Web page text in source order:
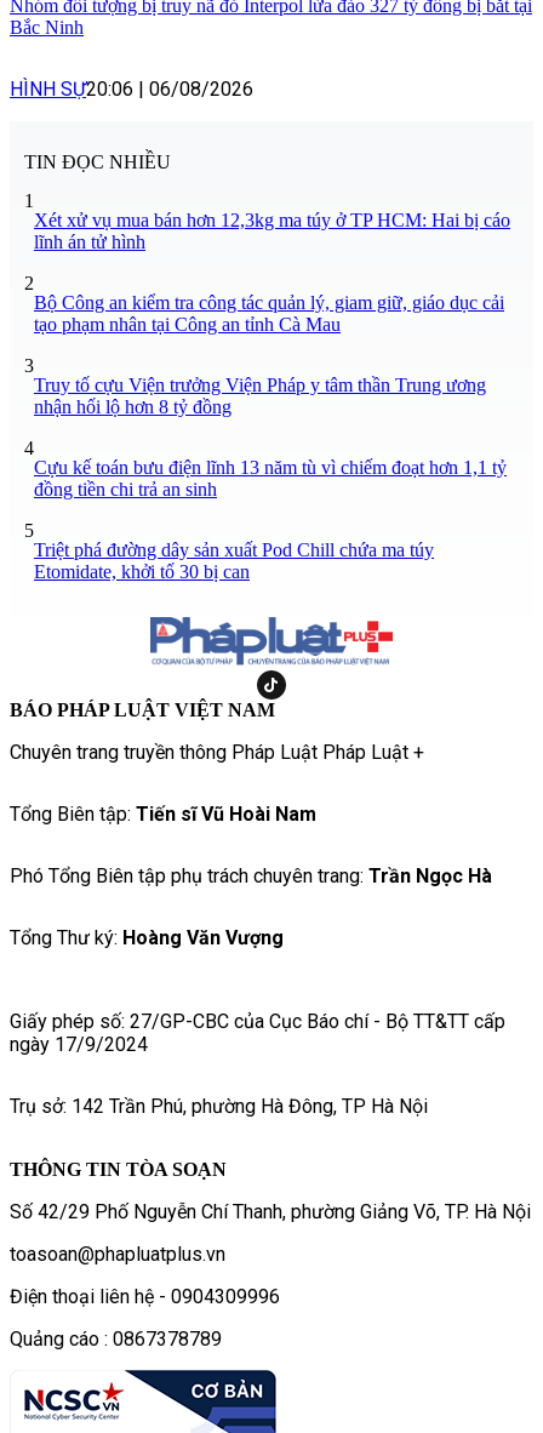
Nhóm đối tượng bị truy nã đỏ Interpol lừa đảo 327 tỷ đồng bị bắt tại
Bắc Ninh
HÌNH SỰ20:06 | 06/08/2026
TIN ĐỌC NHIỀU
1
Xét xử vụ mua bán hơn 12,3kg ma túy ở TP HCM: Hai bị cáo
lĩnh án tử hình
2
Bộ Công an kiểm tra công tác quản lý, giam giữ, giáo dục cải
tạo phạm nhân tại Công an tỉnh Cà Mau
3
Truy tố cựu Viện trưởng Viện Pháp y tâm thần Trung ương
nhận hối lộ hơn 8 tỷ đồng
4
Cựu kế toán bưu điện lĩnh 13 năm tù vì chiếm đoạt hơn 1,1 tỷ
đồng tiền chi trả an sinh
5
Triệt phá đường dây sản xuất Pod Chill chứa ma túy
Etomidate, khởi tố 30 bị can
BÁO PHÁP LUẬT VIỆT NAM
Chuyên trang truyền thông Pháp Luật Pháp Luật +
Tổng Biên tập: Tiến sĩ Vũ Hoài Nam
Phó Tổng Biên tập phụ trách chuyên trang: Trần Ngọc Hà
Tổng Thư ký: Hoàng Văn Vượng
Giấy phép số: 27/GP-CBC của Cục Báo chí - Bộ TT&TT cấp
ngày 17/9/2024
Trụ sở: 142 Trần Phú, phường Hà Đông, TP Hà Nội
THÔNG TIN TÒA SOẠN
Số 42/29 Phố Nguyễn Chí Thanh, phường Giảng Võ, TP. Hà Nội
toasoan@phapluatplus.vn
Điện thoại liên hệ - 0904309996
Quảng cáo : 0867378789